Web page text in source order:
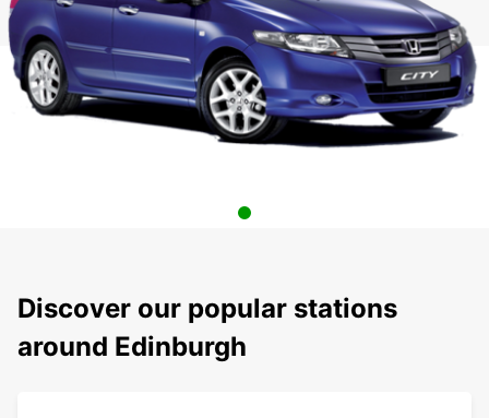
Discover our popular stations
around Edinburgh